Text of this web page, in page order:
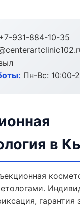
+7-931-884-10-35
Пн-Вс: 10:00-
в
гарантия